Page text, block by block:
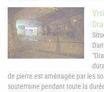
de pierre est aménagée par les
souterraine pendant toute la